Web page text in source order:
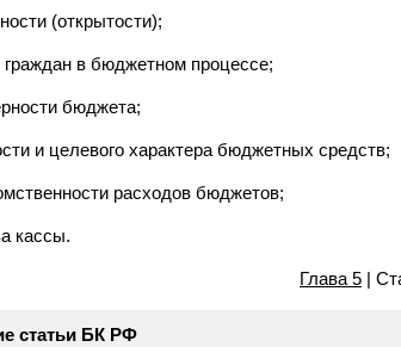
(открытости);
граждан в бюджетном процессе;
бюджета;
и целевого характера бюджетных средств;
расходов бюджетов;
кассы.
Глава 5|
статьи БК РФ